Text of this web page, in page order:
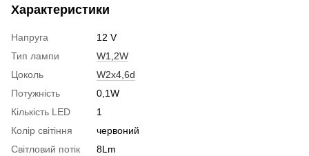
Характеристики
Напруга
12 V
Тип лампи
W1,2W
Цоколь
W2x4,6d
Потужність
0,1W
Кількість LED
1
Колір світіння
червоний
Світловий потік
8Lm